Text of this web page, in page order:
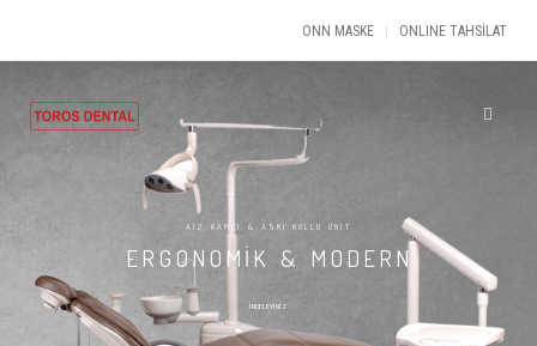
ONN MASKE ONLINE TAHSİLAT
A12 KAMÇI & ASKI KOLLU ÜNİT
ERGONOMİK & MODERN
İNCELEYİNİZ